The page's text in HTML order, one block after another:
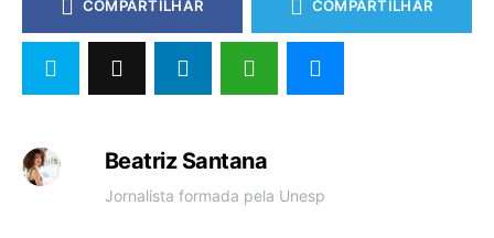
COMPARTILHAR COMPARTILHAR
Beatriz Santana
Jornalista formada pela Unesp